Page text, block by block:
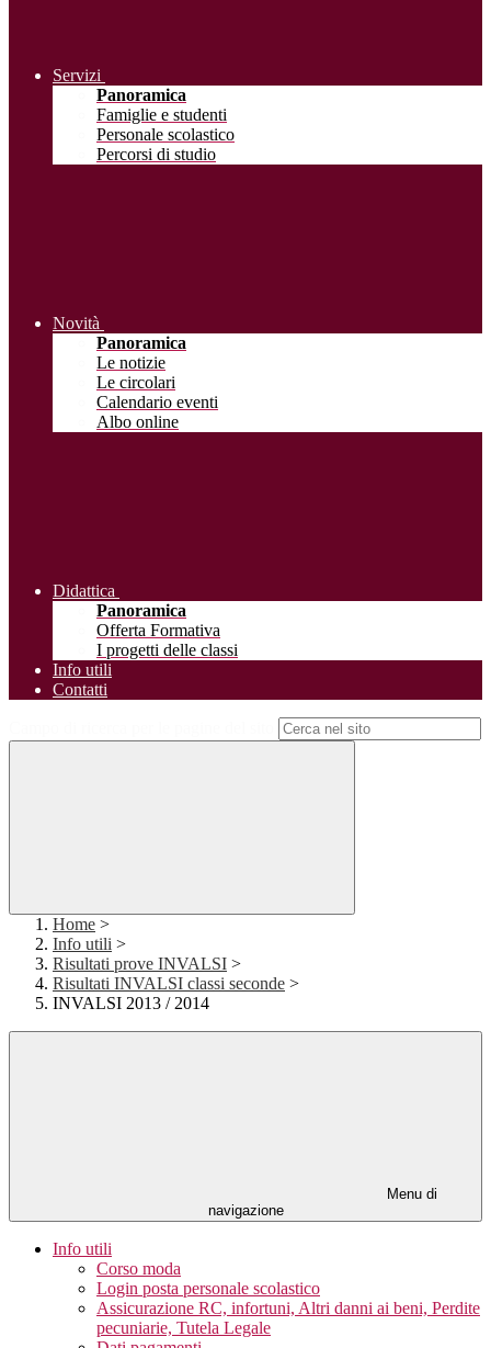
Servizi
Panoramica
Famiglie e studenti
Personale scolastico
Percorsi di studio
Novità
Panoramica
Le notizie
Le circolari
Calendario eventi
Albo online
Didattica
Panoramica
Offerta Formativa
I progetti delle classi
Info utili
Contatti
Home >
Info utili >
Risultati prove INVALSI >
Risultati INVALSI classi seconde >
INVALSI 2013 / 2014
Menu di
navigazione
Info utili
Corso moda
Login posta personale scolastico
Assicurazione RC, infortuni, Altri danni ai beni, Perdite
pecuniarie, Tutela Legale